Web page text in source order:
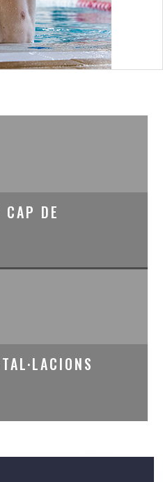
CAP DE